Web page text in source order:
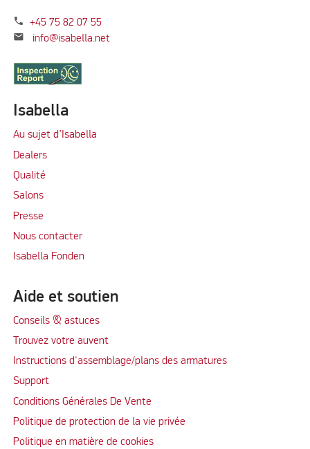
phone +45 75 82 07 55
mail info@isabella.net
Isabella
Au sujet d’Isabella
Dealers
Qualité
Salons
Presse
Nous contacter
Isabella Fonden
Aide et soutien
Conseils & astuces
Trouvez votre auvent
Instructions d'assemblage/plans des armatures
Support
Conditions Générales De Vente
Politique de protection de la vie privée
Politique en matière de cookies